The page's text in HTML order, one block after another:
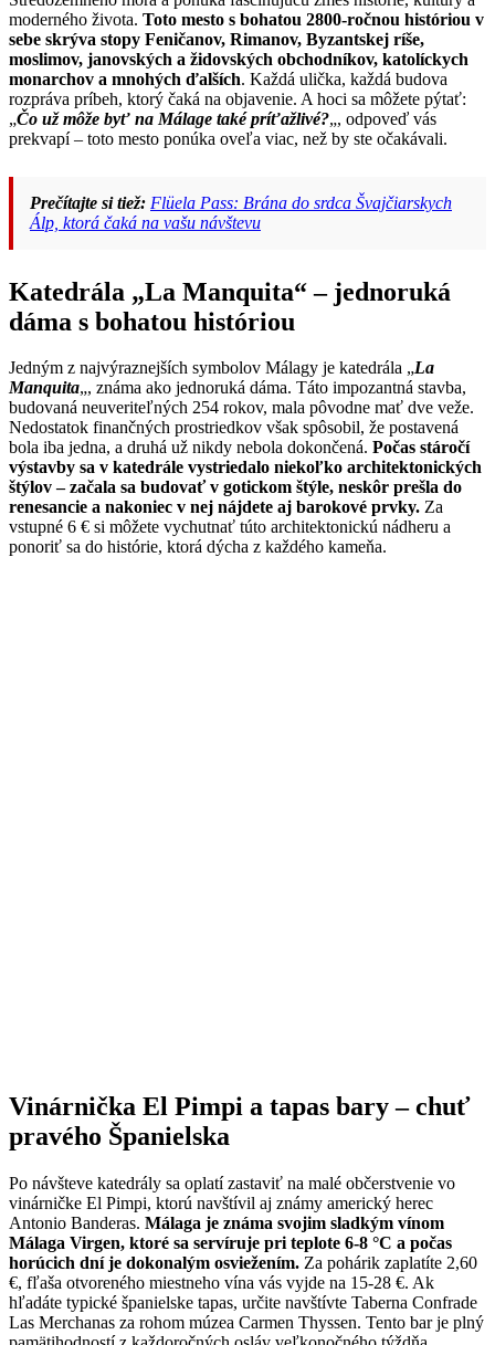
moderného života. Toto mesto s bohatou 2800-ročnou históriou v
sebe skrýva stopy Feničanov, Rimanov, Byzantskej ríše,
moslimov, janovských a židovských obchodníkov, katolíckych
monarchov a mnohých ďalších. Každá ulička, každá budova
rozpráva príbeh, ktorý čaká na objavenie. A hoci sa môžete pýtať:
„Čo už môže byť na Málage také príťažlivé?„, odpoveď vás
prekvapí – toto mesto ponúka oveľa viac, než by ste očakávali.
Prečítajte si tiež: Flüela Pass: Brána do srdca Švajčiarskych
Álp, ktorá čaká na vašu návštevu
Katedrála „La Manquita“ – jednoruká
dáma s bohatou históriou
Jedným z najvýraznejších symbolov Málagy je katedrála „La
Manquita„, známa ako jednoruká dáma. Táto impozantná stavba,
budovaná neuveriteľných 254 rokov, mala pôvodne mať dve veže.
Nedostatok finančných prostriedkov však spôsobil, že postavená
bola iba jedna, a druhá už nikdy nebola dokončená. Počas stáročí
výstavby sa v katedrále vystriedalo niekoľko architektonických
štýlov – začala sa budovať v gotickom štýle, neskôr prešla do
renesancie a nakoniec v nej nájdete aj barokové prvky. Za
vstupné 6 € si môžete vychutnať túto architektonickú nádheru a
ponoriť sa do histórie, ktorá dýcha z každého kameňa.
Vinárnička El Pimpi a tapas bary – chuť
pravého Španielska
Po návšteve katedrály sa oplatí zastaviť na malé občerstvenie vo
vinárničke El Pimpi, ktorú navštívil aj známy americký herec
Antonio Banderas. Málaga je známa svojim sladkým vínom
Málaga Virgen, ktoré sa servíruje pri teplote 6-8 °C a počas
horúcich dní je dokonalým osviežením. Za pohárik zaplatíte 2,60
€, fľaša otvoreného miestneho vína vás vyjde na 15-28 €. Ak
hľadáte typické španielske tapas, určite navštívte Taberna Confrade
Las Merchanas za rohom múzea Carmen Thyssen. Tento bar je plný